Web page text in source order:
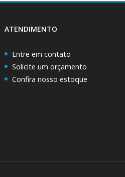
ATENDIMENTO
Entre em contato
Solicite um orçamento
Confira nosso estoque